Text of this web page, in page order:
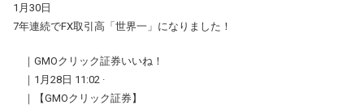
1月30日
7年連続でFX取引高「世界一」になりました！
｜GMOクリック証券いいね！
｜1月28日 11:02 ·
｜【GMOクリック証券】